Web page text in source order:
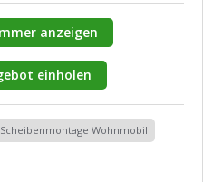
anzeigen
einholen
Scheibenmontage Wohnmobil